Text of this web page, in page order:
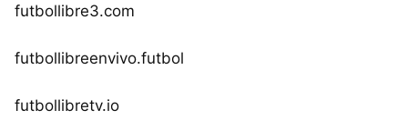
futbollibre3.com
futbollibreenvivo.futbol
futbollibretv.io